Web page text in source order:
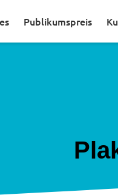
Publikumspreis